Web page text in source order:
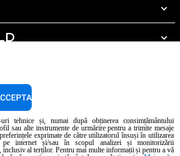
automată
manuală
rășină
Privacy policy Cookie policy
tehnice și, numai după obținerea consimțământului
sau alte instrumente de urmărire pentru a trimite mesaje
exprimate de către utilizatorul însuși în utilizarea
pe internet și/sau în scopul analizei și monitorizării
al terților. Pentru mai multe informații și pentru a vă